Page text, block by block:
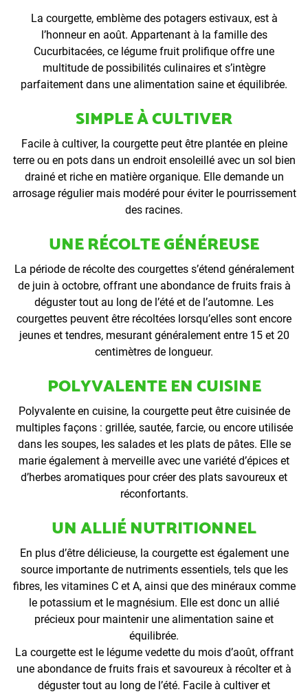
La courgette, emblème des potagers estivaux, est à
l’honneur en août. Appartenant à la famille des
Cucurbitacées, ce légume fruit prolifique offre une
multitude de possibilités culinaires et s’intègre
parfaitement dans une alimentation saine et équilibrée.
SIMPLE À CULTIVER
Facile à cultiver, la courgette peut être plantée en pleine
terre ou en pots dans un endroit ensoleillé avec un sol bien
drainé et riche en matière organique. Elle demande un
arrosage régulier mais modéré pour éviter le pourrissement
des racines.
UNE RÉCOLTE GÉNÉREUSE
La période de récolte des courgettes s’étend généralement
de juin à octobre, offrant une abondance de fruits frais à
déguster tout au long de l’été et de l’automne. Les
courgettes peuvent être récoltées lorsqu’elles sont encore
jeunes et tendres, mesurant généralement entre 15 et 20
centimètres de longueur.
POLYVALENTE EN CUISINE
Polyvalente en cuisine, la courgette peut être cuisinée de
multiples façons : grillée, sautée, farcie, ou encore utilisée
dans les soupes, les salades et les plats de pâtes. Elle se
marie également à merveille avec une variété d’épices et
d’herbes aromatiques pour créer des plats savoureux et
réconfortants.
UN ALLIÉ NUTRITIONNEL
En plus d’être délicieuse, la courgette est également une
source importante de nutriments essentiels, tels que les
fibres, les vitamines C et A, ainsi que des minéraux comme
le potassium et le magnésium. Elle est donc un allié
précieux pour maintenir une alimentation saine et
équilibrée.
La courgette est le légume vedette du mois d’août, offrant
une abondance de fruits frais et savoureux à récolter et à
déguster tout au long de l’été. Facile à cultiver et